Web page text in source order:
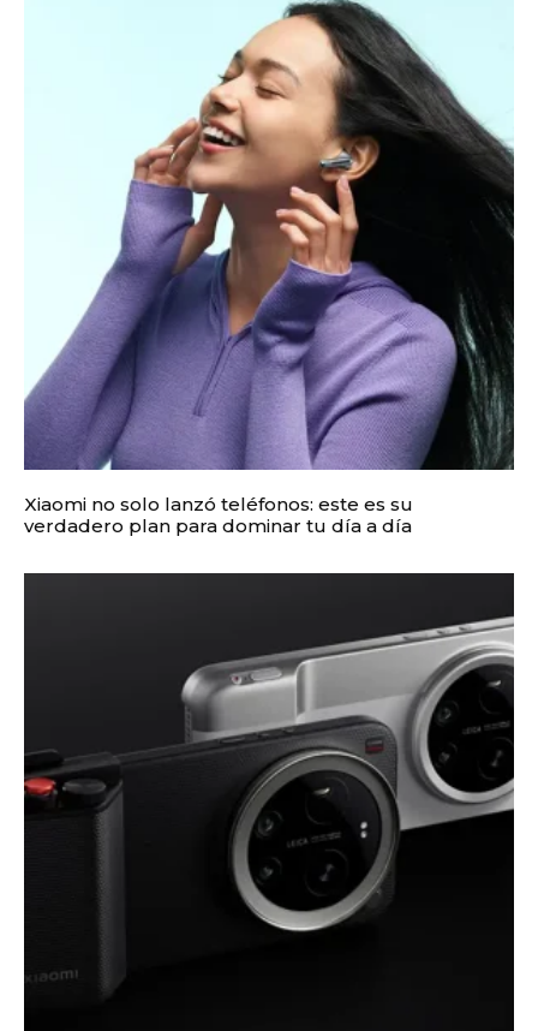
Xiaomi no solo lanzó teléfonos: este es su
verdadero plan para dominar tu día a día